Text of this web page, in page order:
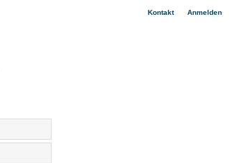
Kontakt| Anmelden